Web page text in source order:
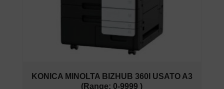
KONICA MINOLTA BIZHUB 360I USATO A3
(Range: 0-9999 )